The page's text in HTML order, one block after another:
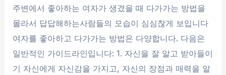
게
다
가
가
는
주변에서 좋아하는 여자가 생겼을 때 다가가는 방법을
몰라서 답답해하는사람들의 모습이 심심찮게 보입니다
여자를 좋아하고 다가가는 방법은 다양합니다. 다음은
일반적인 가이드라인입니다: 1. 자신을 잘 알고 받아들이
기 자신에게 자신감을 가지고, 자신의 장점과 매력을 알